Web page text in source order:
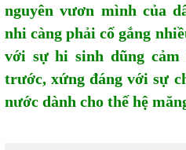
nguyên vươn mình của
nhi càng phải cố gắng
với sự hi sinh dũng cảm
trước, xứng đáng với sự
nước dành cho thế hệ